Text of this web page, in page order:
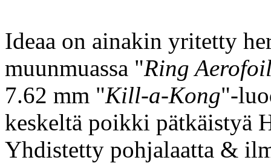
Ideaa on ainakin yritetty
muunmuassa "Ring
7.62 mm "Kill-a-Kong"-
keskeltä poikki pätkäistyä
Yhdistetty pohjalaatta &